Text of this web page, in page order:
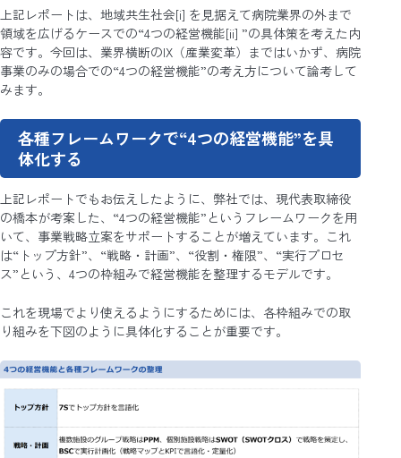
上記レポートは、地域共生社会[i] を見据えて病院業界の外まで
領域を広げるケースでの“4つの経営機能[ii] ”の具体策を考えた内
容です。今回は、業界横断のIX（産業変革）まではいかず、病院
事業のみの場合での“4つの経営機能”の考え方について論考して
みます。
各種フレームワークで“4つの経営機能”を具
体化する
上記レポートでもお伝えしたように、弊社では、現代表取締役
の橋本が考案した、“4つの経営機能”というフレームワークを用
いて、事業戦略立案をサポートすることが増えています。これ
は“トップ方針”、“戦略・計画”、“役割・権限”、“実行プロセ
ス”という、4つの枠組みで経営機能を整理するモデルです。
これを現場でより使えるようにするためには、各枠組みでの取
り組みを下図のように具体化することが重要です。